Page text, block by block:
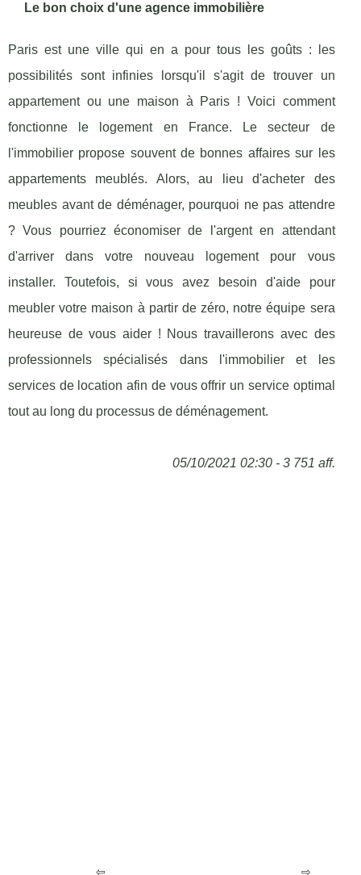
Le bon choix d'une agence immobilière
Paris est une ville qui en a pour tous les goûts : les
possibilités sont infinies lorsqu'il s'agit de trouver un
appartement ou une maison à Paris ! Voici comment
fonctionne le logement en France. Le secteur de
l'immobilier propose souvent de bonnes affaires sur les
appartements meublés. Alors, au lieu d'acheter des
meubles avant de déménager, pourquoi ne pas attendre
? Vous pourriez économiser de l'argent en attendant
d'arriver dans votre nouveau logement pour vous
installer. Toutefois, si vous avez besoin d'aide pour
meubler votre maison à partir de zéro, notre équipe sera
heureuse de vous aider ! Nous travaillerons avec des
professionnels spécialisés dans l'immobilier et les
services de location afin de vous offrir un service optimal
tout au long du processus de déménagement.
05/10/2021 02:30 - 3 751 aff.